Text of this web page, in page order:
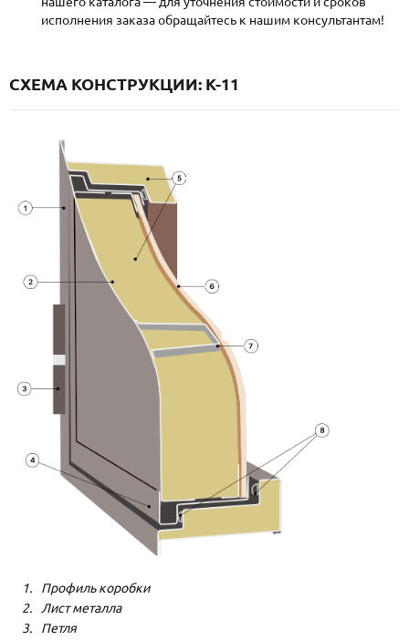
Записаться на замер
исполнения заказа обращайтесь к нашим консультантам!
СХЕМА КОНСТРУКЦИИ: K-11
Профиль коробки
Лист металла
Петля